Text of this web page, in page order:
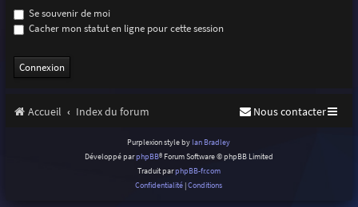
Se souvenir de moi
Cacher mon statut en ligne pour cette session
Accueil Index du forum Nous contacter
Purplexion style by Ian Bradley
Développé parphpBB® Forum Software © phpBB Limited
Traduit parphpBB-fr.com
Confidentialité |Conditions